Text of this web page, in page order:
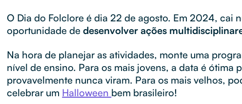
O Dia do Folclore é dia 22 de agosto. Em 2024, cai
oportunidade dedesenvolver ações
Na hora de planejar as atividades, monte uma
nível de ensino. Para os mais jovens, a data é ótima
provavelmente nunca viram. Para os mais velhos,
celebrar um Halloween bem brasileiro!